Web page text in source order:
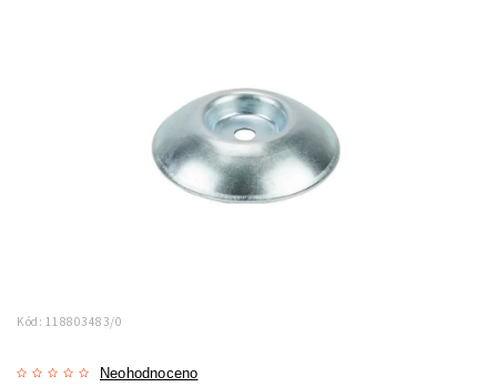
Kód: 118803483/0
Neohodnoceno